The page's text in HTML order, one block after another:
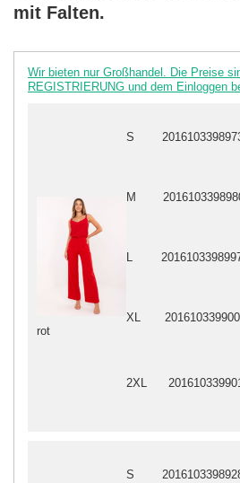
mit Falten.
Wir bieten nur Großhandel. Die Preise
REGISTRIERUNG und dem Einloggen
rot
S
M
L
XL
2XL
S